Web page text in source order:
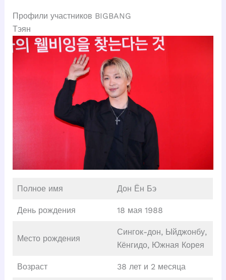
Профили участников BIGBANG
Тэян
Полное имя Дон Ён Бэ
День рождения 18 мая 1988
Место рождения
Сингок-дон, Ыйджонбу,
Кёнгидо, Южная Корея
Возраст 38 лет и 2 месяца